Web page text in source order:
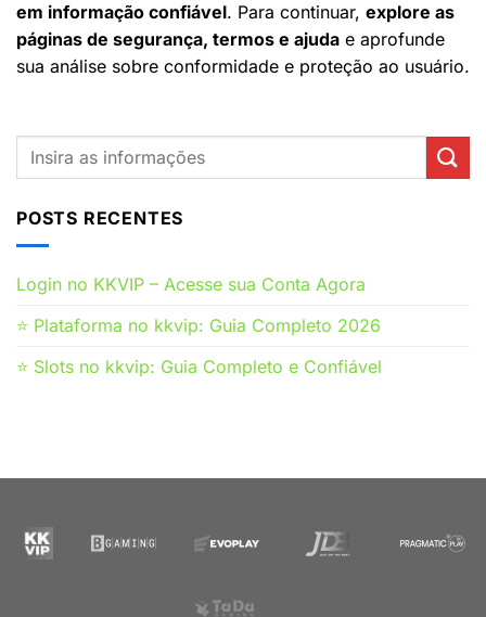
em informação confiável. Para continuar, explore as
páginas de segurança, termos e ajuda e aprofunde
sua análise sobre conformidade e proteção ao usuário.
POSTS RECENTES
Login no KKVIP – Acesse sua Conta Agora
⭐ Plataforma no kkvip: Guia Completo 2026
⭐ Slots no kkvip: Guia Completo e Confiável